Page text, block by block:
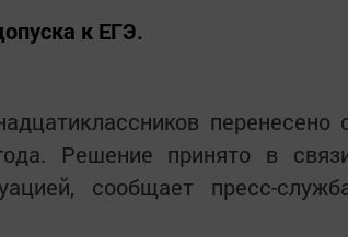
к ЕГЭ.
перенесено
Решение принято в
сообщает пресс-